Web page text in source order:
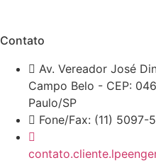
Contato
Av. Vereador José
Campo Belo - CEP:
Paulo/SP
Fone/Fax: (11) 5097-